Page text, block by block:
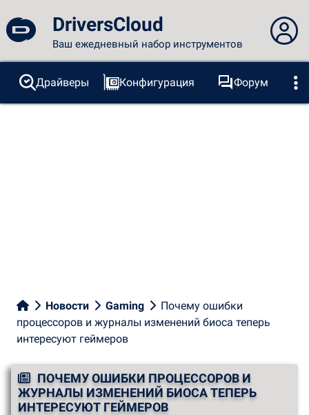
DriversCloud
Ваш ежедневный набор инструментов
Вы не вошли в систему...
Вход на сайт
Драйверы Конфигурация
Форум
Зонды
BSOD Инструменты
Новости Gaming
Почему ошибки
процессоров и журналы изменений биоса теперь
интересуют геймеров
ПОЧЕМУ ОШИБКИ ПРОЦЕССОРОВ И
ЖУРНАЛЫ ИЗМЕНЕНИЙ БИОСА ТЕПЕРЬ
ИНТЕРЕСУЮТ ГЕЙМЕРОВ